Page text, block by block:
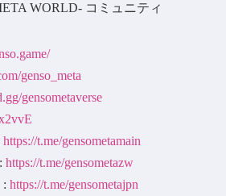
WORLD- コミュニティ
genso_meta
gensometaverse
https://t.me/gensometamain
https://t.me/gensometazw
: https://t.me/gensometajpn